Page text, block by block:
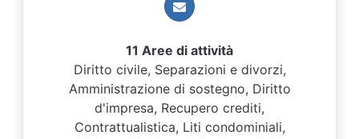
11 Aree di attività
Diritto civile, Separazioni e divorzi,
Amministrazione di sostegno, Diritto
d'impresa, Recupero crediti,
Contrattualistica, Liti condominiali,